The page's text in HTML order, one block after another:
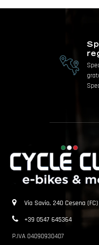
Via Savio, 240 Cesena (FC)
+39 0547 645364
P.IVA 04090930407